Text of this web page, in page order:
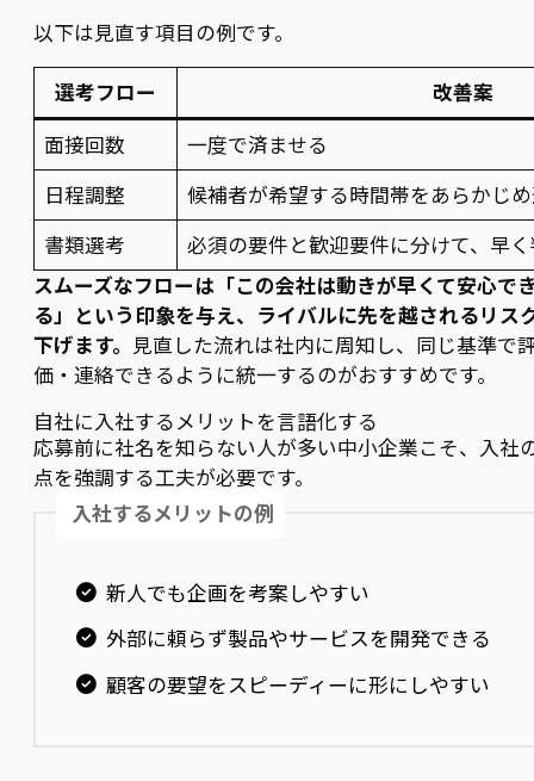
以下は見直す項目の例です。
選考フロー
改善案
面接回数
一度で済ませる
日程調整
候補者が希望する時間帯をあらかじ
書類選考
必須の要件と歓迎要件に分けて、早
スムーズなフローは「この会社は動きが早くて安心で
る」という印象を与え、ライバルに先を越されるリス
下げます。 見直した流れは社内に周知し、同じ基準で
価・連絡できるように統一するのがおすすめです。
自社に入社するメリットを言語化する
応募前に社名を知らない人が多い中小企業こそ、入社
点を強調する工夫が必要です。
入社するメリットの例
新人でも企画を考案しやすい
外部に頼らず製品やサービスを開発できる
顧客の要望をスピーディーに形にしやすい